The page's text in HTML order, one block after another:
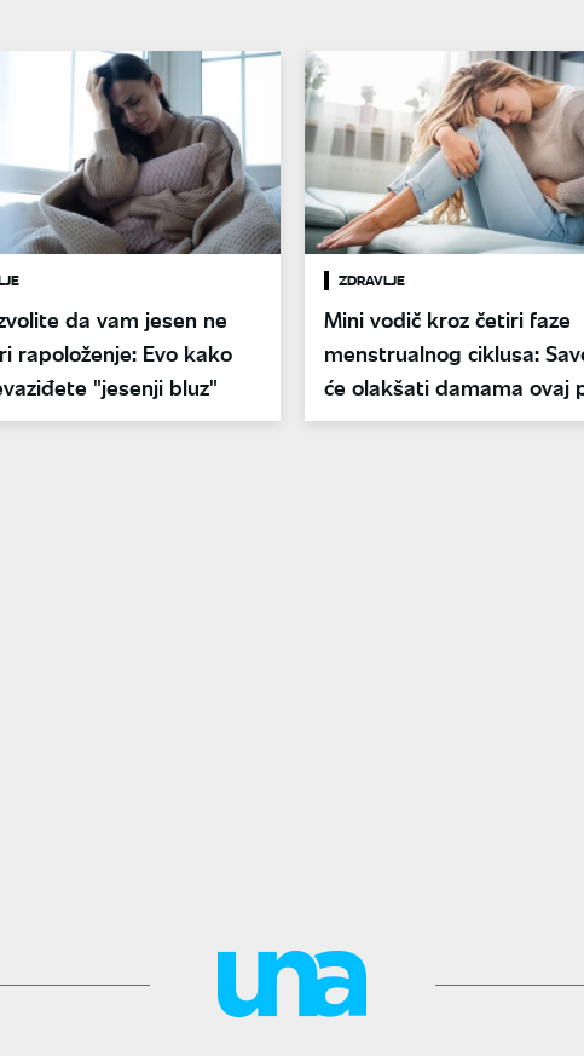
da vam jesen ne
rapoloženje: Evo kako
"jesenji bluz"
ZDRAVLJE
Mini vodič kroz četiri faze
menstrualnog ciklusa:
će olakšati damama ovaj